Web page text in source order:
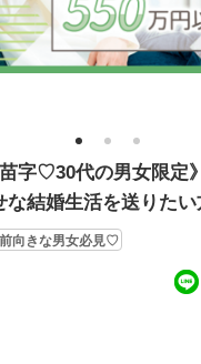
1 2 3
字♡30代の男女限定》
な結婚生活を送りたい
向きな男女必見♡